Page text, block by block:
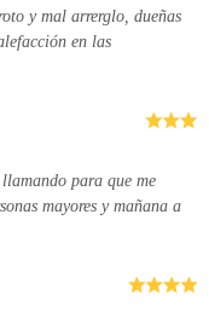
y mal arrerglo, dueñas
en las
llamando para que me
mayores y mañana a